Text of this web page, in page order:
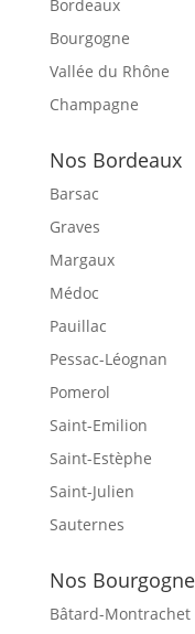
Bordeaux
Bourgogne
Vallée du Rhône
Champagne
Nos Bordeaux
Barsac
Graves
Margaux
Médoc
Pauillac
Pessac-Léognan
Pomerol
Saint-Emilion
Saint-Estèphe
Saint-Julien
Sauternes
Nos
Bâtard-Montrachet